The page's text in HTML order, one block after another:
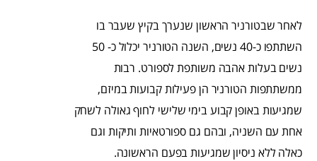
לאחר שבטורניר הראשון שנערך בקיץ שעבר בו
השתתפו כ-40 נשים, השנה הטורניר יכלול כ- 50
נשים בעלות אהבה משותפת לספורט. רבות
ממשתתפות הטורניר הן פעילות קבועות במיזם,
שמגיעות באופן קבוע בימי שלישי לחוף גאולה לשחק
אחת עם השניה, ובהם גם ספורטאיות ותיקות וגם
כאלה ללא ניסיון שמגיעות בפעם הראשונה.